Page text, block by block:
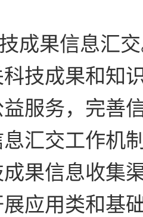
成果信息汇
技成果和知
服务，完善
汇交工作机
果信息收集
应用类和基